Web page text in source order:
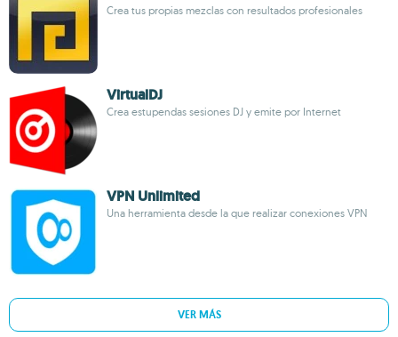
Crea tus propias mezclas con resultados profesionales
VirtualDJ
Crea estupendas sesiones DJ y emite por Internet
VPN Unlimited
Una herramienta desde la que realizar conexiones VPN
VER MÁS